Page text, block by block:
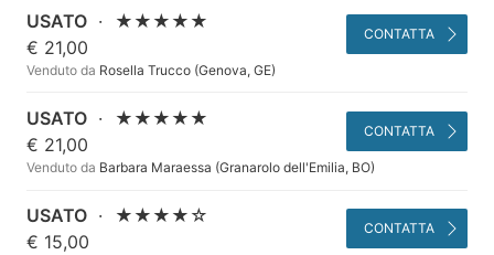
USATO ·
★★★★★
€ 21,00
Venduto da Rosella Trucco (Genova, GE)
CONTATTA
USATO ·
★★★★★
€ 21,00
Venduto da Barbara Maraessa (Granarolo dell'Emilia, BO)
CONTATTA
USATO ·
★★★★☆
€ 15,00
CONTATTA